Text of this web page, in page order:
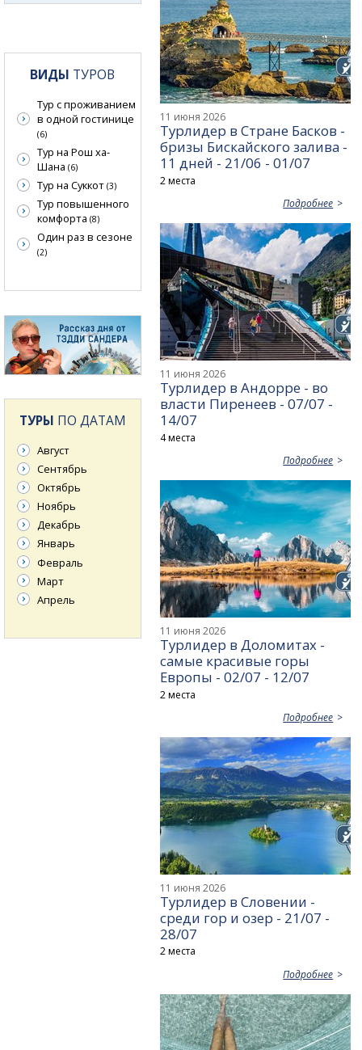
11 июня 2026
Турлидер в Стране Басков -
бризы Бискайского залива -
11 дней - 21/06 - 01/07
2 места
Подробнее
11 июня 2026
Турлидер в Андорре - во
власти Пиренеев - 07/07 -
14/07
4 места
Подробнее
11 июня 2026
Турлидер в Доломитах -
самые красивые горы
Европы - 02/07 - 12/07
2 места
Подробнее
11 июня 2026
Турлидер в Словении -
среди гор и озер - 21/07 -
28/07
2 места
Подробнее
ВИДЫ ТУРОВ
Тур с проживанием
в одной гостинице
(6)
Тур на Рош ха-
Шана (6)
Тур на Суккот (3)
Тур повышенного
комфорта (8)
Один раз в сезоне
(2)
ТУРЫ ПО ДАТАМ
Август
Сентябрь
Октябрь
Ноябрь
Декабрь
Январь
Февраль
Март
Апрель